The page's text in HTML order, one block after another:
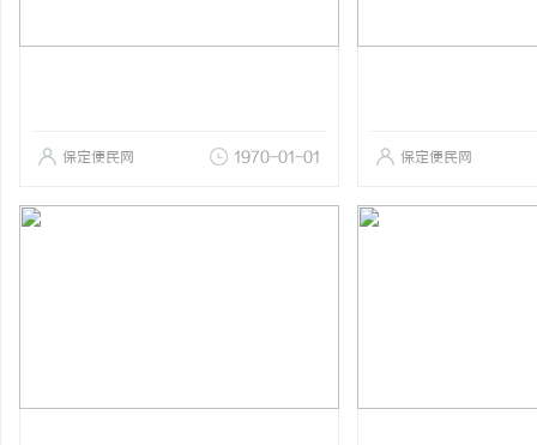
保定便民网 1970-01-01 保定便民网